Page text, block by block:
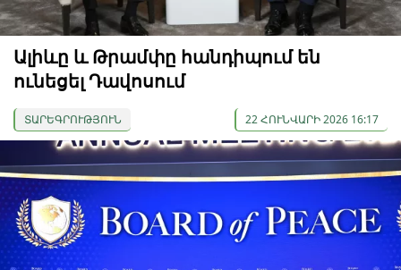
Ալիևը և Թրամփը հանդիպում են
ունեցել Դավոսում
ՏԱՐԵԳՐՈՒԹՅՈՒՆ 22 ՀՈՒՆՎԱՐԻ 2026 16:17